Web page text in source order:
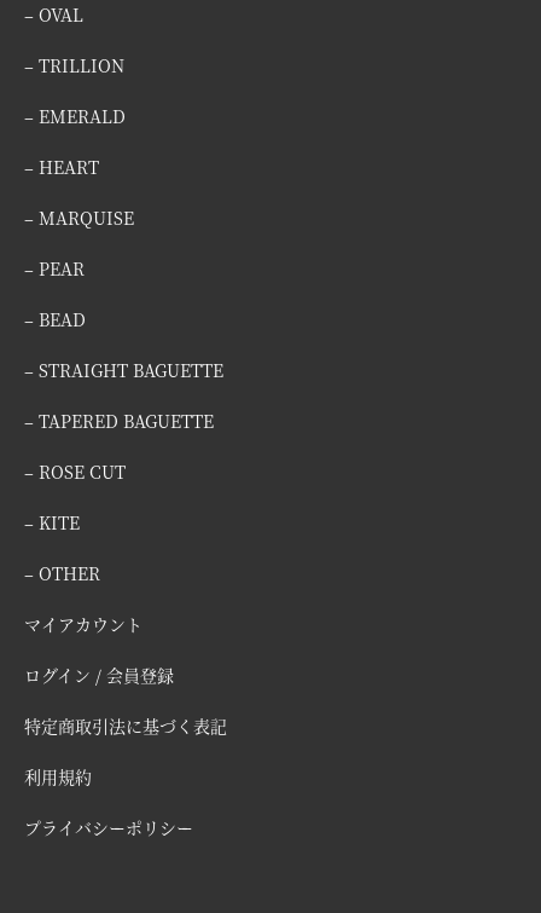
– OVAL
– TRILLION
– EMERALD
– HEART
– MARQUISE
– PEAR
– BEAD
– STRAIGHT BAGUETTE
– TAPERED BAGUETTE
– ROSE CUT
– KITE
– OTHER
マイアカウント
ログイン / 会員登録
特定商取引法に基づく表記
利用規約
プライバシーポリシー